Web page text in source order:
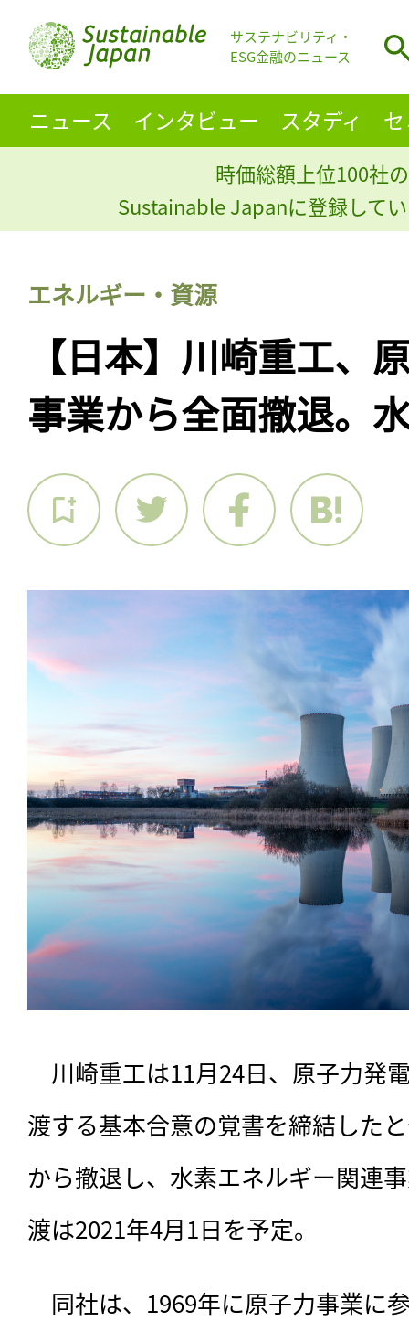
サステナビリティ・
ESG金融のニュース
ニュース インタビュー スタディ
時価総額上位100社
Sustainable Japanに登録して
エネルギー・資源
【日本】川崎重工、
事業から全面撤退。
川崎重工は11月24日、原子力発
渡する基本合意の覚書を締結した
から撤退し、水素エネルギー関連
渡は2021年4月1日を予定。
同社は、1969年に原子力事業に